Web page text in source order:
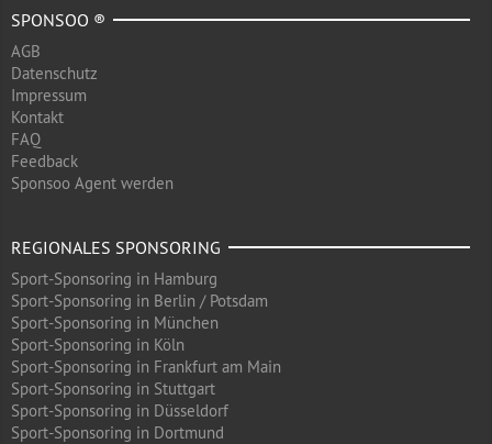
SPONSOO ®
AGB
Datenschutz
Impressum
Kontakt
FAQ
Feedback
Sponsoo Agent werden
REGIONALES SPONSORING
Sport-Sponsoring in Hamburg
Sport-Sponsoring in Berlin / Potsdam
Sport-Sponsoring in München
Sport-Sponsoring in Köln
Sport-Sponsoring in Frankfurt am Main
Sport-Sponsoring in Stuttgart
Sport-Sponsoring in Düsseldorf
Sport-Sponsoring in Dortmund